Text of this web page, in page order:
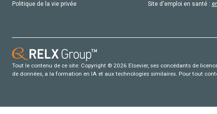
Politique de la vie privée
Site d'emploi en santé :
Tout le contenu de ce site: Copyright © 2026 Elsevier, ses concédants de
de données, a la formation en IA et aux technologies similaires. Pour tout